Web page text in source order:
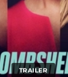
TRAILER